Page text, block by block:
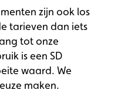
zijn ook los
tarieven dan iets
tot onze
is een SD
waard. We
maken.